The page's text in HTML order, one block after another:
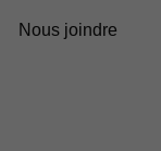
Nous joindre